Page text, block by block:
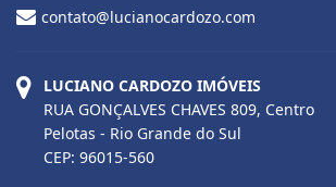
contato@lucianocardozo.com
LUCIANO CARDOZO IMÓVEIS
RUA GONÇALVES CHAVES 809, Centro
Pelotas - Rio Grande do Sul
CEP: 96015-560